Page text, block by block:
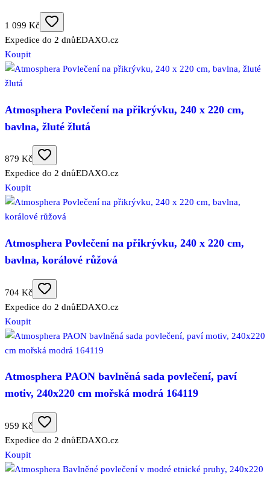
1 099 Kč
Expedice do 2 dnůEDAXO.cz
Koupit
Atmosphera Povlečení na přikrývku, 240 x 220 cm,
bavlna, žluté žlutá
879 Kč
Expedice do 2 dnůEDAXO.cz
Koupit
Atmosphera Povlečení na přikrývku, 240 x 220 cm,
bavlna, korálové růžová
704 Kč
Expedice do 2 dnůEDAXO.cz
Koupit
Atmosphera PAON bavlněná sada povlečení, paví
motiv, 240x220 cm mořská modrá 164119
959 Kč
Expedice do 2 dnůEDAXO.cz
Koupit